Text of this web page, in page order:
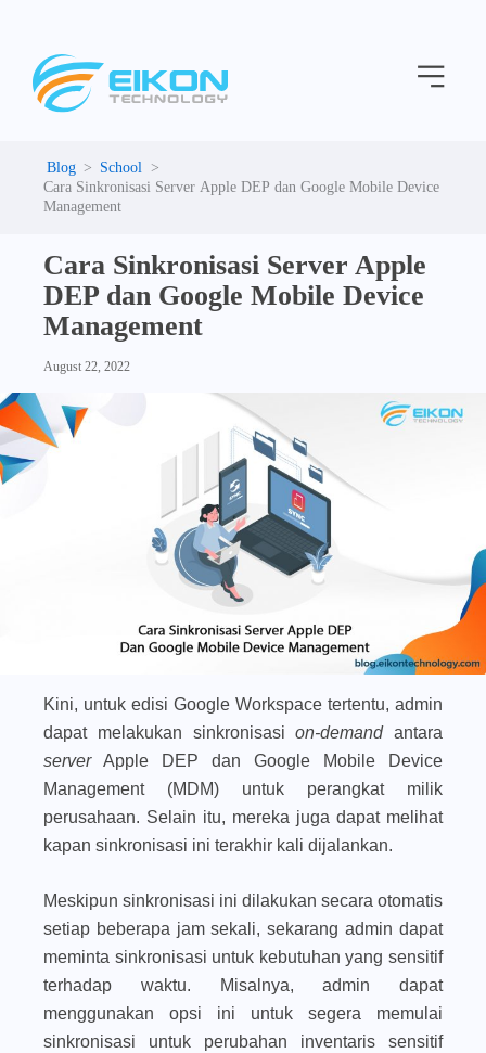
content
Menu
School
Cara Sinkronisasi Server Apple DEP dan Google Mobile Device
Management
Cara Sinkronisasi Server Apple
DEP dan Google Mobile Device
Management
August 22, 2022
Kini, untuk edisi Google Workspace tertentu, admin
dapat melakukan sinkronisasion-demandantara
serverApple DEP dan Google Mobile Device
Management (MDM) untuk perangkat milik
perusahaan. Selain itu, mereka juga dapat melihat
kapan sinkronisasi ini terakhir kali dijalankan.
Meskipun sinkronisasi ini dilakukan secara otomatis
setiap beberapa jam sekali, sekarang admin dapat
meminta sinkronisasi untuk kebutuhan yang sensitif
terhadap waktu. Misalnya, admin dapat
menggunakan opsi ini untuk segera memulai
sinkronisasi untuk perubahan inventaris sensitif
e
g
i
e
s